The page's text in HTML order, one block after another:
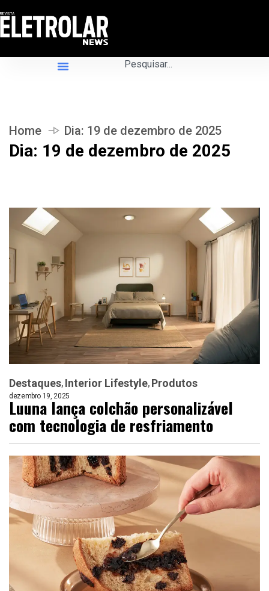
Home Dia: 19 de dezembro de 2025
Dia: 19 de dezembro de 2025
Destaques Interior Lifestyle Produtos
dezembro 19, 2025
Luuna lança colchão personalizável
com tecnologia de resfriamento